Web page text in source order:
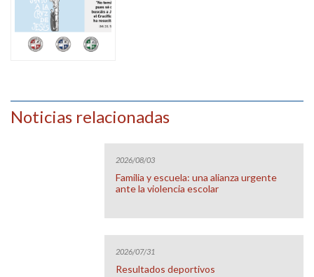
Noticias relacionadas
2026/08/03
Familia y escuela: una alianza urgente
ante la violencia escolar
2026/07/31
Resultados deportivos